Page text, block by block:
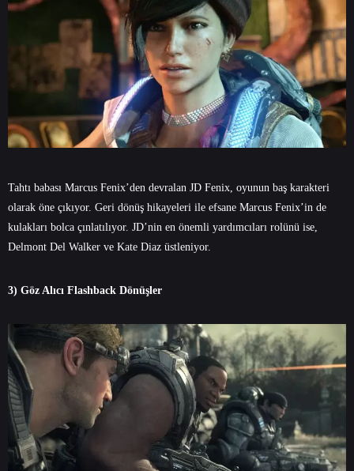
Tahtı babası Marcus Fenix’den devralan JD Fenix, oyunun baş karakteri
olarak öne çıkıyor. Geri dönüş hikayeleri ile efsane Marcus Fenix’in de
kulakları bolca çınlatılıyor. JD’nin en önemli yardımcıları rolünü ise,
Delmont Del Walker ve Kate Diaz üstleniyor.
3) Göz Alıcı Flashback Dönüşler